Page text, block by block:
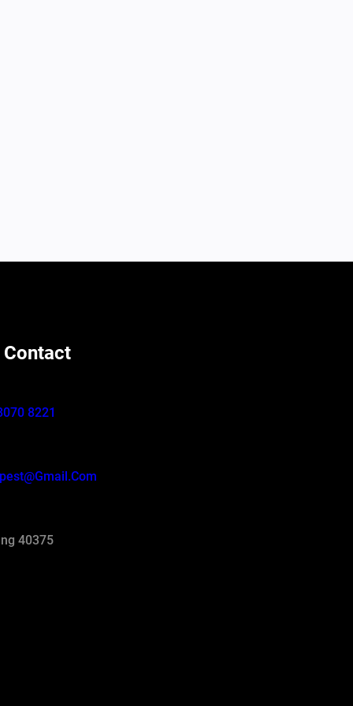
8221
40375